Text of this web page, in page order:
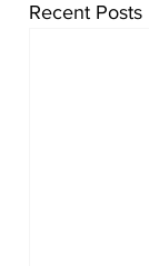
Recent Posts